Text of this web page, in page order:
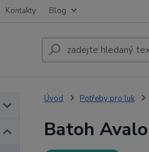
Kontakty Blog
Úvod Potřeby pro luk
Batoh